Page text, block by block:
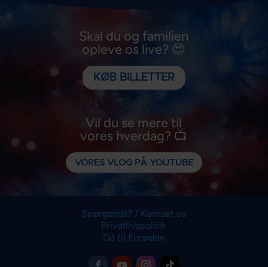
Skal du og familien
opleve os live? 😍
KØB BILLETTER
Vil du se mere til
vores hverdag? 📺
VORES VLOG PÅ YOUTUBE
Spørgsmål? / Kontakt os
Privatlivspolitik
Gå til Forsiden